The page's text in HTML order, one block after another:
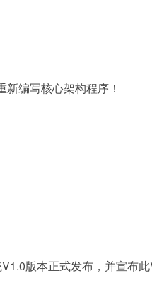
编写核心架构程序！
版本正式发布，并宣布